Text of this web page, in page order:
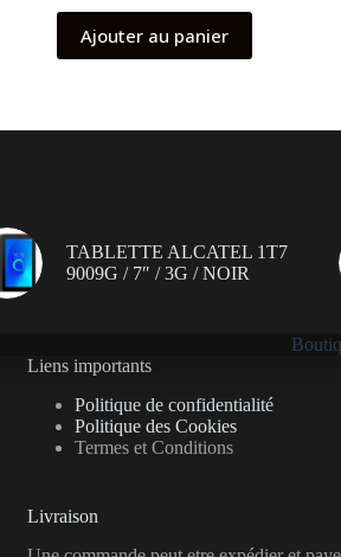
Ajouter au panier
TABLETTE ALCATEL 1T7
9009G / 7″ / 3G / NOIR
Liens importants
Politique de confidentialité
Politique des Cookies
Termes et Conditions
Livraison